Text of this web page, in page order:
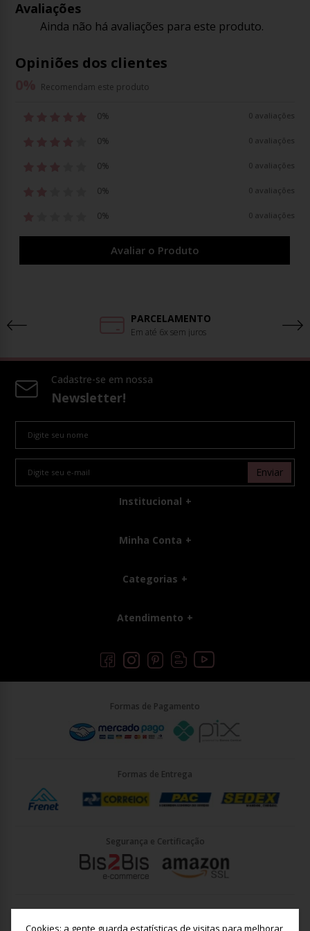
Cookies: a gente guarda estatísticas de visitas para melhorar
Avaliações
Ainda não há avaliações para este produto.
Opiniões dos clientes
Recomendam este produto
0% 0 avaliações
0% 0 avaliações
0% 0 avaliações
0% 0 avaliações
0% 0 avaliações
Avaliar o Produto
PARCELAMENTO
Em até 6x sem juros
Cadastre-se em nossa
Newsletter!
Enviar
Institucional
Minha Conta
Categorias
Atendimento
Formas de Pagamento
Formas de Entrega
Segurança e Certificação
João José Rodrigues 21, Jundiaí - SP - CEP: 13201-001